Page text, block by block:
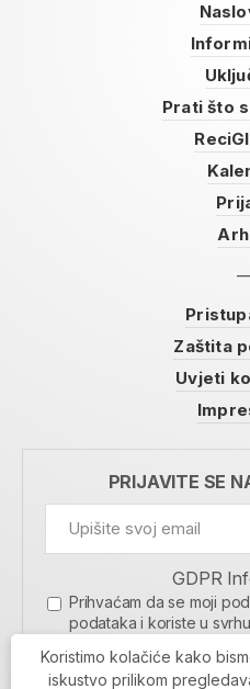
Prati što
Zaštita
Uvjeti
PRIJAVITE SE
GDPR
Prihvaćam da se moji
podataka i koriste u
MOJARIJEKA
Koristimo kolačiće kako
iskustvo prilikom